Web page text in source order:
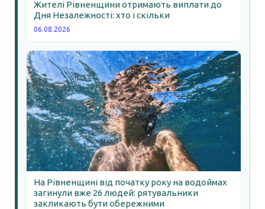
Жителі Рівненщини отримають виплати до
Дня Незалежності: хто і скільки
06.08.2026
На Рівненщині від початку року на водоймах
загинули вже 26 людей: рятувальники
закликають бути обережними